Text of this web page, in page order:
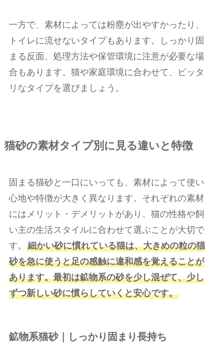
一方で、素材によっては粉塵が出やすかったり、
トイレに流せないタイプもあります。しっかり固
まる反面、処理方法や保管環境に注意が必要な場
合もあります。猫や家庭環境に合わせて、ピッタ
リなタイプを選びましょう。
猫砂の素材タイプ別に見る違いと特徴
固まる猫砂と一口にいっても、素材によって使い
心地や特徴が大きく異なります。それぞれの素材
にはメリット・デメリットがあり、猫の性格や飼
い主の生活スタイルに合わせて選ぶことが大切で
す。 細かい砂に慣れている猫は、大きめの粒の猫
砂を急に使うと足の感触に違和感を覚えることが
あります。最初は鉱物系の砂を少し混ぜて、少し
ずつ新しい砂に慣らしていくと安心です。
鉱物系猫砂｜しっかり固まり長持ち